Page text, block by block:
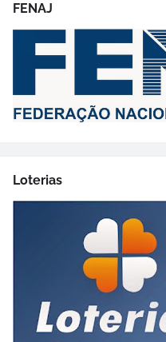
FENAJ
Loterias